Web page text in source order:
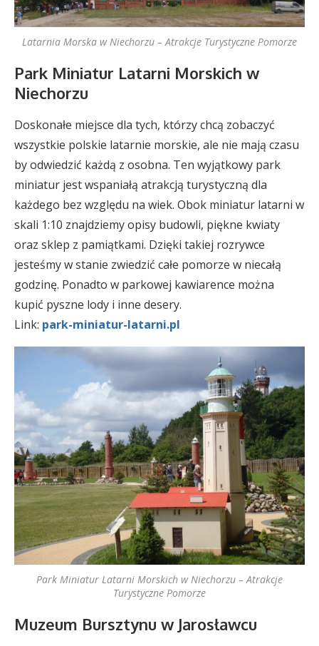
Latarnia Morska w Niechorzu – Atrakcje Turystyczne Pomorze
Park Miniatur Latarni Morskich w
Niechorzu
Doskonałe miejsce dla tych, którzy chcą zobaczyć
wszystkie polskie latarnie morskie, ale nie mają czasu
by odwiedzić każdą z osobna. Ten wyjątkowy park
miniatur jest wspaniałą atrakcją turystyczną dla
każdego bez względu na wiek. Obok miniatur latarni w
skali 1:10 znajdziemy opisy budowli, piękne kwiaty
oraz sklep z pamiątkami. Dzięki takiej rozrywce
jesteśmy w stanie zwiedzić całe pomorze w niecałą
godzinę. Ponadto w parkowej kawiarence można
kupić pyszne lody i inne desery.
Link: park-miniatur-latarni.pl
Park Miniatur Latarni Morskich w Niechorzu – Atrakcje
Turystyczne Pomorze
Muzeum Bursztynu w Jarosławcu